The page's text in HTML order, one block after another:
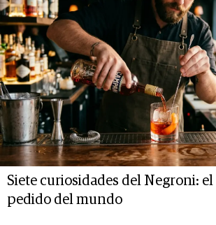
Siete curiosidades del Negroni:
pedido del mundo